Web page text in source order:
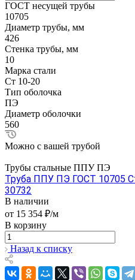
ГОСТ несущей трубы
10705
Диаметр трубы, мм
426
Стенка трубы, мм
10
Марка стали
Ст 10-20
Тип оболочка
ПЭ
Диаметр оболочки
560
Можно с вашей трубой
Трубы стальные ППУ ПЭ
Труба ППУ ПЭ ГОСТ 10705
30732
В наличии
от 15 354 ₽/м
В корзину
Назад к списку